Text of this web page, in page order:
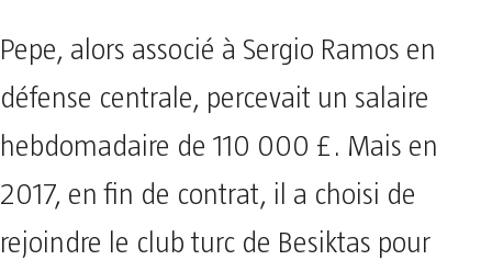
Pepe, alors associé à Sergio Ramos en
défense centrale, percevait un salaire
hebdomadaire de 110 000 £. Mais en
2017, en fin de contrat, il a choisi de
rejoindre le club turc de Besiktas pour